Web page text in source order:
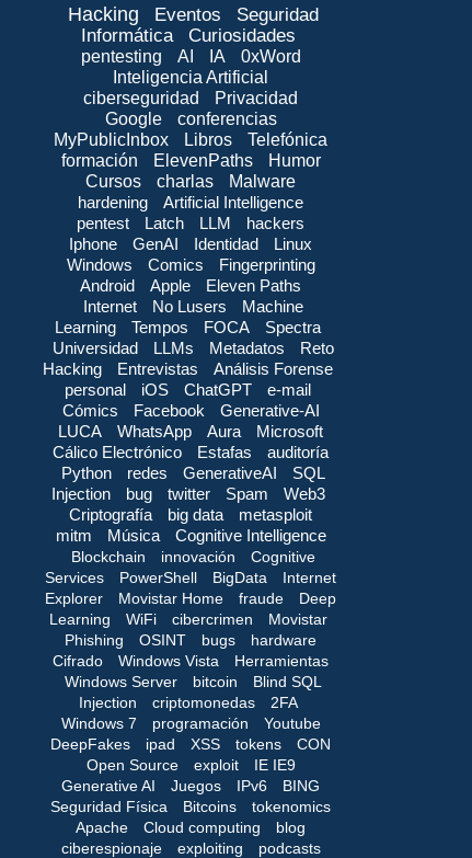
Hacking Eventos
Seguridad
Informática
Curiosidades
pentesting AI IA
0xWord
Inteligencia Artificial
ciberseguridad
Privacidad
Google
conferencias
MyPublicInbox
Libros
Telefónica
formación
ElevenPaths
Humor
Cursos
charlas
Malware
hardening
Artificial Intelligence
pentest
Latch LLM
hackers
Iphone
GenAI Identidad
Linux
Windows
Comics
Fingerprinting
Android
Apple
Eleven Paths
Internet
No Lusers
Machine
Learning
Tempos FOCA
Spectra
Universidad
LLMs Metadatos
Reto
Hacking
Entrevistas
Análisis Forense
personal
iOS ChatGPT
e-mail
Cómics
Facebook
Generative-AI
LUCA
WhatsApp Aura
Microsoft
Cálico Electrónico
Estafas
auditoría
Python
redes GenerativeAI
SQL
Injection
bug twitter Spam
Web3
Criptografía
big data
metasploit
mitm
Música Cognitive Intelligence
Blockchain innovación
Cognitive
Services
PowerShell BigData
Internet
Explorer
Movistar Home fraude
Deep
Learning
WiFi cibercrimen
Movistar
Phishing
OSINT bugs
hardware
Cifrado
Windows Vista
Herramientas
Windows Server
bitcoin
Blind SQL
Injection
criptomonedas
2FA
Windows 7
programación
Youtube
DeepFakes
ipad XSS tokens
CON
Open Source
exploit
IE IE9
Generative AI
Juegos IPv6
BING
Seguridad Física
Bitcoins
tokenomics
Apache
Cloud computing
blog
ciberespionaje
exploiting
podcasts